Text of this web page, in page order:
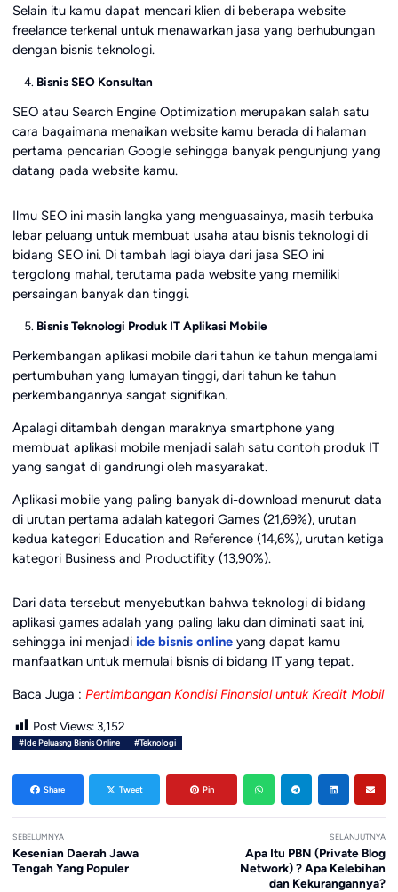
Selain itu kamu dapat mencari klien di beberapa website
freelance terkenal untuk menawarkan jasa yang berhubungan
dengan bisnis teknologi.
Bisnis SEO Konsultan
SEO atau Search Engine Optimization merupakan salah satu
cara bagaimana menaikan website kamu berada di halaman
pertama pencarian Google sehingga banyak pengunjung yang
datang pada website kamu.
Ilmu SEO ini masih langka yang menguasainya, masih terbuka
lebar peluang untuk membuat usaha atau bisnis teknologi di
bidang SEO ini. Di tambah lagi biaya dari jasa SEO ini
tergolong mahal, terutama pada website yang memiliki
persaingan banyak dan tinggi.
Bisnis Teknologi Produk IT Aplikasi Mobile
Perkembangan aplikasi mobile dari tahun ke tahun mengalami
pertumbuhan yang lumayan tinggi, dari tahun ke tahun
perkembangannya sangat signifikan.
Apalagi ditambah dengan maraknya smartphone yang
membuat aplikasi mobile menjadi salah satu contoh produk IT
yang sangat di gandrungi oleh masyarakat.
Aplikasi mobile yang paling banyak di-download menurut data
di urutan pertama adalah kategori Games (21,69%), urutan
kedua kategori Education and Reference (14,6%), urutan ketiga
kategori Business and Productifity (13,90%).
Dari data tersebut menyebutkan bahwa teknologi di bidang
aplikasi games adalah yang paling laku dan diminati saat ini,
sehingga ini menjadi ide bisnis onlineyang dapat kamu
manfaatkan untuk memulai bisnis di bidang IT yang tepat.
Baca Juga : Pertimbangan Kondisi Finansial untuk Kredit Mobil
Post Views: 3,152
#Ide Peluasng Bisnis Online #Teknologi
Share Tweet Pin
SEBELUMNYA
Kesenian Daerah Jawa
Tengah Yang Populer
SELANJUTNYA
Apa Itu PBN (Private Blog
Network) ? Apa Kelebihan
dan Kekurangannya?